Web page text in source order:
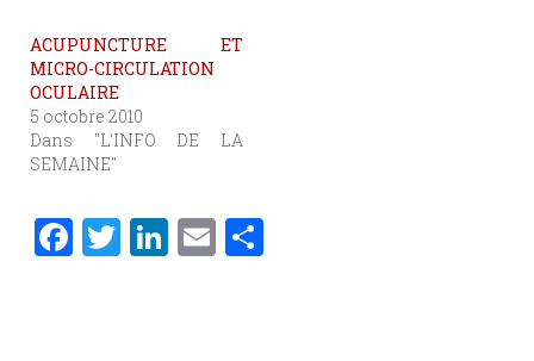
ACUPUNCTURE ET
MICRO-CIRCULATION
OCULAIRE
5 octobre 2010
Dans "L'INFO DE LA
SEMAINE"
F T Li E